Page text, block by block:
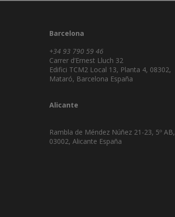
Barcelona
+34 93 790 59 46
Carrer d’Ernest Lluch 32
Edifici TCM2 Local 13, Planta 4, 08302,
Mataró, Barcelona España
Alicante
Rambla de Méndez Núñez 21-23, 5º AB,
03002, Alicante España